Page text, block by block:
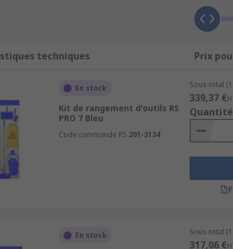
être par exemple :
grande facilité d'utilisation. Selon le modèle de
techniques Prix
En stock
Kit de rangement d'outils RS
PRO 7 Bleu
Code commande RS 201-3134
Sous-total
339,37 €
Quantité
En stock Sous-total
317,06 €